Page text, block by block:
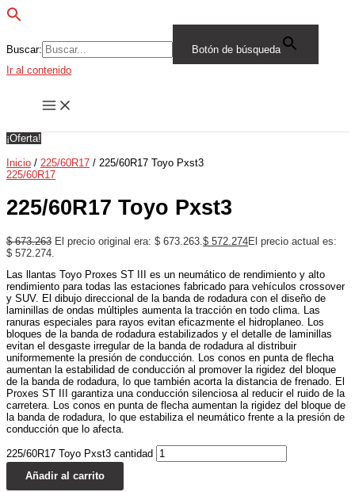
Buscar:
Botón de búsqueda
Ir al contenido
¡Oferta!
Inicio / 225/60R17 / 225/60R17 Toyo Pxst3
225/60R17
225/60R17 Toyo Pxst3
$673.263 El precio original era: $ 673.263. $ 572.274El precio actual es:
$ 572.274.
Las llantas Toyo Proxes ST III es un neumático de rendimiento y alto
rendimiento para todas las estaciones fabricado para vehículos crossover
y SUV. El dibujo direccional de la banda de rodadura con el diseño de
laminillas de ondas múltiples aumenta la tracción en todo clima. Las
ranuras especiales para rayos evitan eficazmente el hidroplaneo. Los
bloques de la banda de rodadura estabilizados y el detalle de laminillas
evitan el desgaste irregular de la banda de rodadura al distribuir
uniformemente la presión de conducción. Los conos en punta de flecha
aumentan la estabilidad de conducción al promover la rigidez del bloque
de la banda de rodadura, lo que también acorta la distancia de frenado. El
Proxes ST III garantiza una conducción silenciosa al reducir el ruido de la
carretera. Los conos en punta de flecha aumentan la rigidez del bloque de
la banda de rodadura, lo que estabiliza el neumático frente a la presión de
conducción que lo afecta.
225/60R17 Toyo Pxst3 cantidad
Añadir al carrito